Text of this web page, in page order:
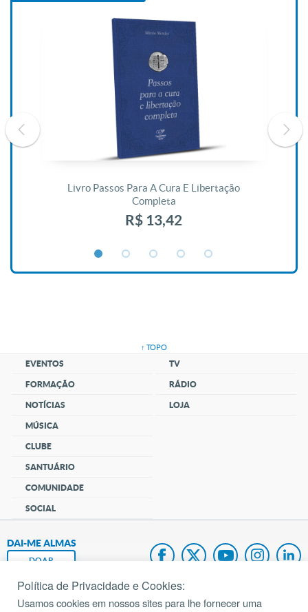
Livro Passos Para A Cura E Libertação
Completa
R$ 13,42
↑ TOPO
EVENTOS
FORMAÇÃO
NOTÍCIAS
MÚSICA
CLUBE
SANTUÁRIO
COMUNIDADE
SOCIAL
TV
RÁDIO
LOJA
DAI-ME ALMAS
DOAR
Fundação João Paulo II
Política de Privacidade e Cookies:
Usamos cookies em nossos sites para lhe fornecer uma